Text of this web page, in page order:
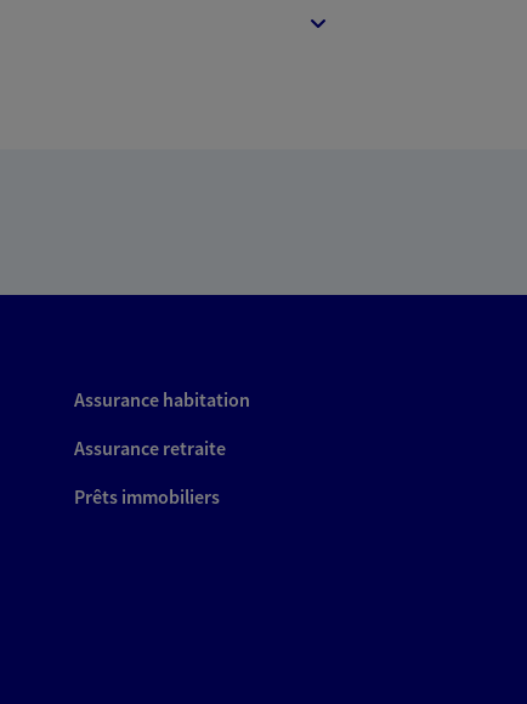
Assurance habitation
Assurance retraite
Prêts immobiliers